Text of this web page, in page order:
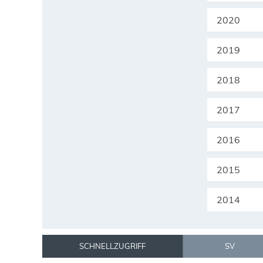
2020
2019
2018
2017
2016
2015
2014
SCHNELLZUGRIFF SV